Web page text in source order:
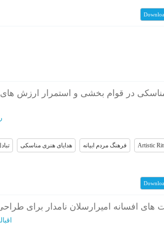
مناسکی در قوام بخشی و استمرار ارزش های
هدایای هنری مناسکی فرهنگ مردم ابیانه Artistic
های افسانه امیرارسلان نامدار برای